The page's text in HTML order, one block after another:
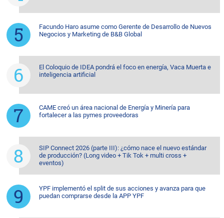
Facundo Haro asume como Gerente de Desarrollo de Nuevos
Negocios y Marketing de B&B Global
El Coloquio de IDEA pondrá el foco en energía, Vaca Muerta e
inteligencia artificial
CAME creó un área nacional de Energía y Minería para
fortalecer a las pymes proveedoras
SIP Connect 2026 (parte III): ¿cómo nace el nuevo estándar
de producción? (Long video + Tik Tok + multi cross +
eventos)
YPF implementó el split de sus acciones y avanza para que
puedan comprarse desde la APP YPF